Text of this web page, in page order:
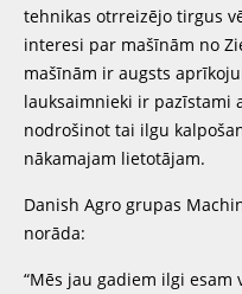
tehnikas otrreizējo tirgus
interesi par mašīnām no
mašīnām ir augsts
lauksaimnieki ir pazīstami
nodrošinot tai ilgu
nākamajam lietotājam.
Danish Agro grupas
norāda:
“Mēs jau gadiem ilgi